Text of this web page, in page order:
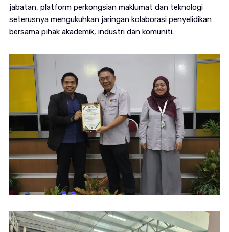
jabatan, platform perkongsian maklumat dan teknologi
seterusnya mengukuhkan jaringan kolaborasi penyelidikan
bersama pihak akademik, industri dan komuniti.